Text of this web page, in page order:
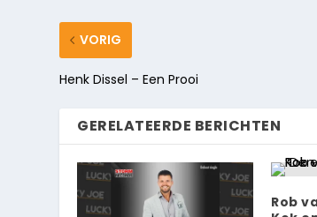
VORIG
Henk Dissel – Een Prooi
GERELATEERDE BERICHTEN
Rob